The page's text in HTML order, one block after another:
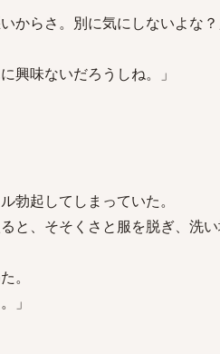
からさ。別に気にしないよな？
興味ないだろうしね。」
勃起してしまっていた。
と、そそくさと服を脱ぎ、洗
。
」